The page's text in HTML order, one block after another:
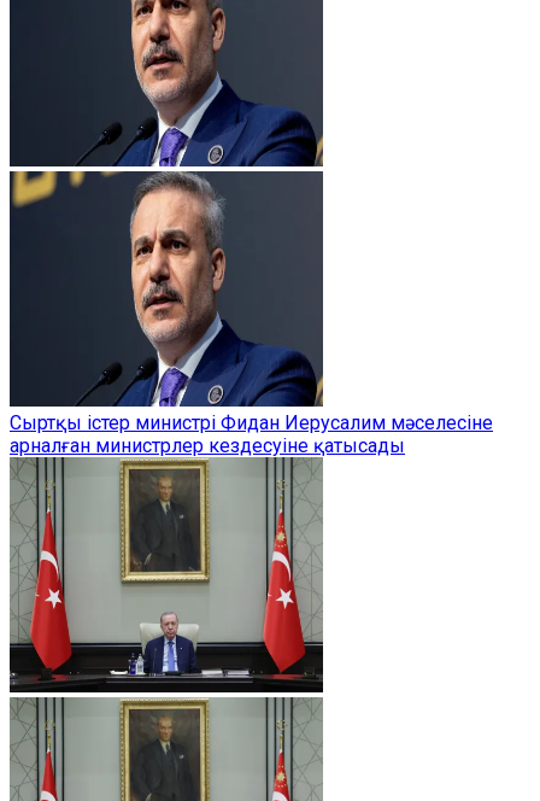
Сыртқы істер министрі Фидан Иерусалим мәселесіне
арналған министрлер кездесуіне қатысады